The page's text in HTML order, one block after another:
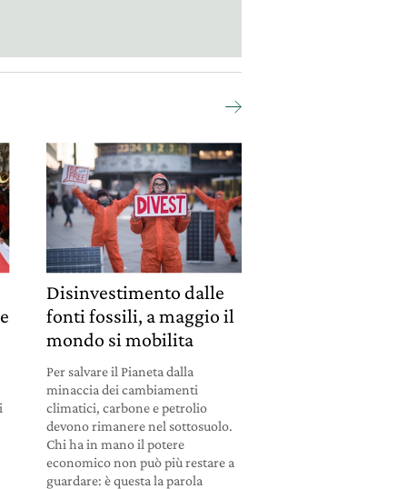
Disinvestimento dalle
fonti fossili, a maggio il
mondo si mobilita
Per salvare il Pianeta dalla
minaccia dei cambiamenti
climatici, carbone e petrolio
devono rimanere nel sottosuolo.
Chi ha in mano il potere
economico non può più restare a
guardare: è questa la parola